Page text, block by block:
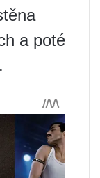
a poté